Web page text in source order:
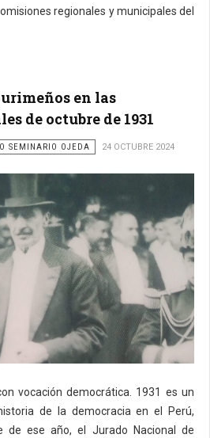
regionales y municipales del
en las
de octubre de 1931
SEMINARIO OJEDA 24 OCTUBRE 2024
del Perú, creador del
en 1931
vocación democrática. 1931 es un
de la democracia en el Perú,
de ese año, el Jurado Nacional de